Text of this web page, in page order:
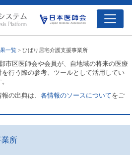
一覧 > ひばり居宅介護支援事業所
市区医師会や会員が、自地域の将来の医療
行う際の参考、ツールとして活用してい
報の出典は、各情報のソースについてをご
所